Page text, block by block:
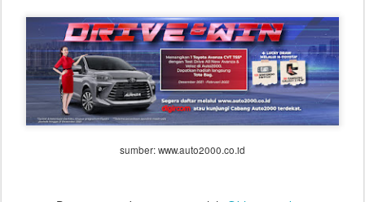
sumber: www.auto2000.co.id